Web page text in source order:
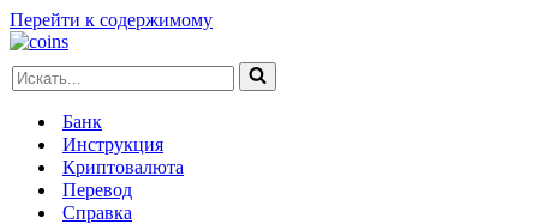
Перейти к содержимому
Искать...
Банк
Инструкция
Криптовалюта
Перевод
Справка